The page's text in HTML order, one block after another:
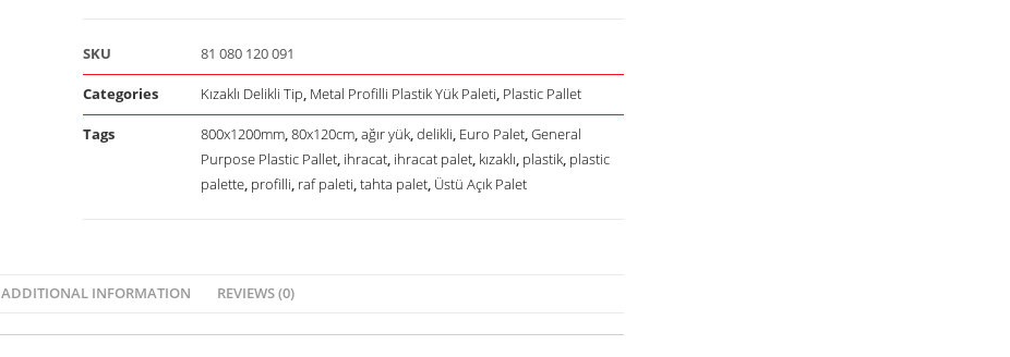
SKU 81 080 120 091
Categories Kızaklı Delikli Tip, Metal Profilli Plastik Yük Paleti, Plastic Pallet
Tags 800x1200mm,80x120cm,ağır yük,delikli, Euro Palet,General
Purpose Plastic Pallet, ihracat, ihracat palet, kızaklı, plastik, plastic
palette, profilli, raf paleti,tahta palet, Üstü Açık Palet
ADDITIONAL INFORMATION REVIEWS (0)